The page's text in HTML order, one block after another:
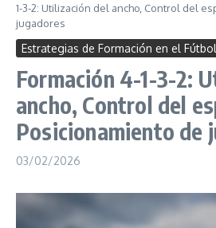
1-3-2: Utilización del ancho, Control del
jugadores
Estrategias de Formación en el Fútbol
Formación 4-1-3-2:
ancho, Control del
Posicionamiento de
03/02/2026